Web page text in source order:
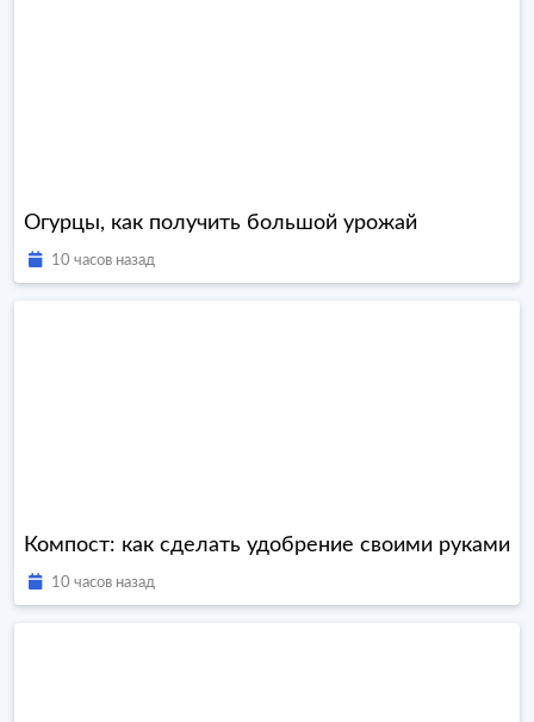
Огурцы, как получить большой урожай
10 часов назад
Компост: как сделать удобрение своими руками
10 часов назад